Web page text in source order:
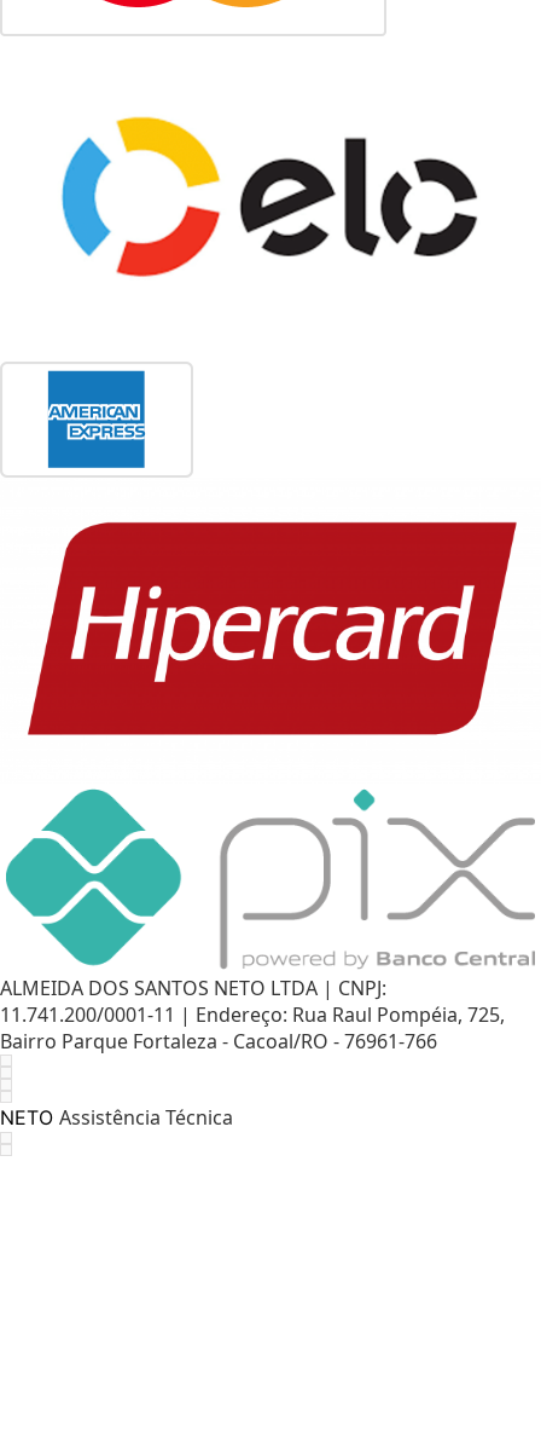
ALMEIDA DOS SANTOS NETO LTDA | CNPJ:
11.741.200/0001-11 | Endereço: Rua Raul Pompéia, 725,
Bairro Parque Fortaleza - Cacoal/RO - 76961-766
NETO Assistência Técnica